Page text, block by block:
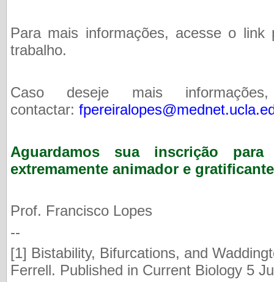
Para mais informações, acesse o
trabalho.
Caso deseje mais
contactar:
Aguardamos sua inscrição
extremamente animador e
Prof. Francisco Lopes
--
[1] Bistability, Bifurcations, and
Ferrell. Published in Current Biology 5